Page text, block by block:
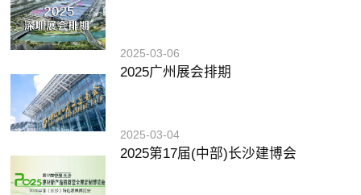
2025-03-06
2025广州展会排期
2025-03-04
2025第17届(中部)长沙建博会